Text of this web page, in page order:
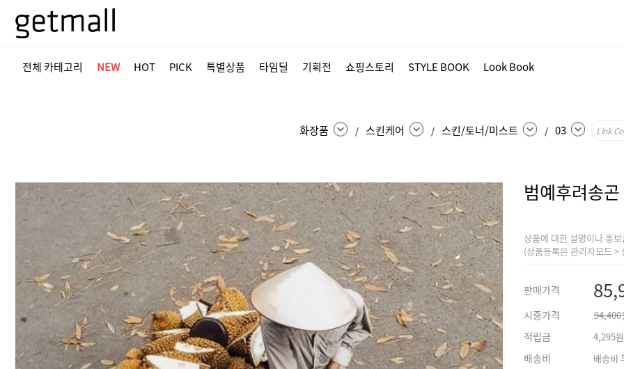
전체 카테고리 NEW HOT PICK 특별상품 타임딜 기획전 쇼핑스토리 STYLE BOOK Look Book
화장품 / 스킨케어 / 스킨/토너/미스트 / 03 Link
범예후려송곤
상품에 대한 설명이나 홍
(상품등록은 관리자모드
판매가격
시중가격 94,400
적립금 4,295원
배송비 배송비